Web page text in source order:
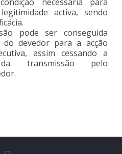
activa, sendo
pode ser conseguida
do devedor para a acção
assim cessando a
da transmissão pelo